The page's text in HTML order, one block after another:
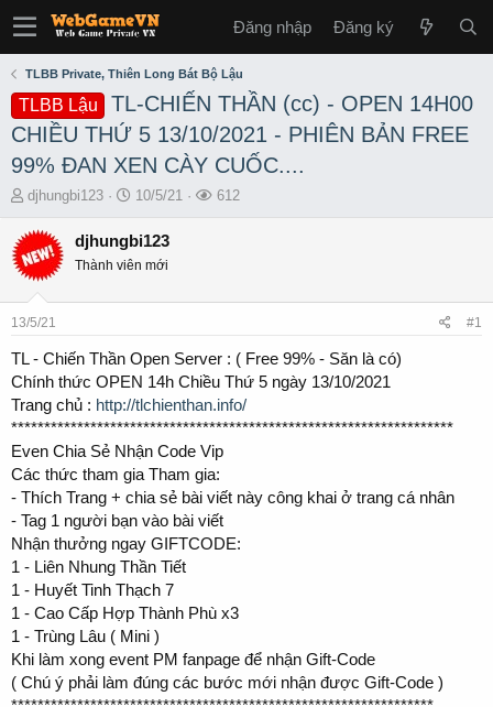
Đăng nhập Đăng ký
TLBB Private, Thiên Long Bát Bộ Lậu
TLBB Lậu
TL-CHIẾN THẦN (cc) - OPEN 14H00
CHIỀU THỨ 5 13/10/2021 - PHIÊN BẢN FREE
99% ĐAN XEN CÀY CUỐC....
T
r
e
a
s
t
e
r
djhungbi123
S
a
t
e
10/5/21
L
612
djhungbi123
Thành viên mới
13/5/21 #1
TL - Chiến Thần Open Server : ( Free 99% - Săn là có)
Chính thức OPEN 14h Chiều Thứ 5 ngày 13/10/2021
Trang chủ : http://tlchienthan.info/
*******************************************************************
Even Chia Sẻ Nhận Code Vip
Các thức tham gia Tham gia:
- Thích Trang + chia sẻ bài viết này công khai ở trang cá nhân
- Tag 1 người bạn vào bài viết
Nhận thưởng ngay GIFTCODE:
1 - Liên Nhung Thần Tiết
1 - Huyết Tinh Thạch 7
1 - Cao Cấp Hợp Thành Phù x3
1 - Trùng Lâu ( Mini )
Khi làm xong event PM fanpage để nhận Gift-Code
( Chú ý phải làm đúng các bước mới nhận được Gift-Code )